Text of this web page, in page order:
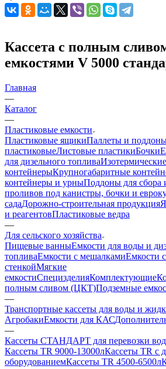
Кассета с полным
емкостями V 5000
Главная
—
Каталог
—
Пластиковые емкости
Пластиковые ящикиПаллеты и
пластиковыеЛистовые пластикиБочки
для дизельного топливаИзотермические
контейнерыКрупногабаритные
контейнеры и урныПоддоны для сбора
проливов под канистры, бочки и
садаДорожно-строительная продукция
и реагентовПластиковые ведра
—
Для сельского хозяйства
Пищевые ванныЕмкости для воды и
топливаЕмкости с мешалкамиЕмкости
стенкойМягкие
емкостиСпецизделияКомплектующие
полным сливом (ЦКТ)Подземные
—
Транспортные кассеты для воды и
АгробакиЕмкости для КАС
—
Кассеты СТАНДАРТ для перевозки
Кассеты TR 9000-13000лКассеты TR с
оборудованиемКассеты TR 4500-6500л